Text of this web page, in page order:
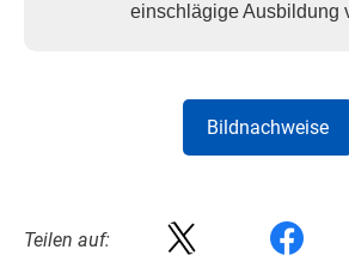
einschlägige Ausbildung
Bildnachweise
Teilen auf: